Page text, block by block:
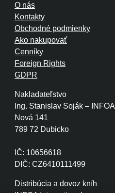
Nakladateľstvo
Ing. Stanislav Soják – INFOA
Nová 141
789 72 Dubicko
IČ: 10656618
DIČ: CZ6410111499
Distribúcia a dovoz kníh
O nás
Kontakty
Obchodné podmienky
Ako nakupovať
Cenníky
Foreign Rights
GDPR